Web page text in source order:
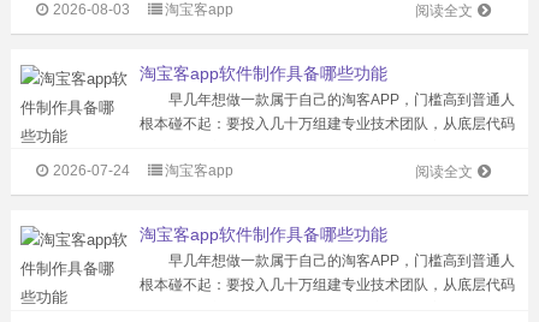
量精力做运营，转化却始终上不去。在微信生态规则持续收
紧的当下，完全依附第三方平台的淘...
阅读全文
2026-08-03 淘宝客app
淘宝客app软件制作具备哪些功能
早几年想做一款属于自己的淘客APP，门槛高到普通人
根本碰不起：要投入几十万组建专业技术团队，从底层代码
有资质和行业资源的普通开发公司，连申请对接的资格都拿
不到。不少人砸了钱最后做出来的...
阅读全文
2026-07-24 淘宝客app
淘宝客app软件制作具备哪些功能
早几年想做一款属于自己的淘客APP，门槛高到普通人
根本碰不起：要投入几十万组建专业技术团队，从底层代码